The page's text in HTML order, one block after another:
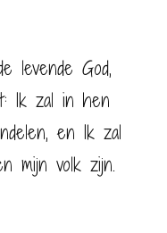
levende God,
Ik zal in hen
en Ik zal
mijn volk zijn.